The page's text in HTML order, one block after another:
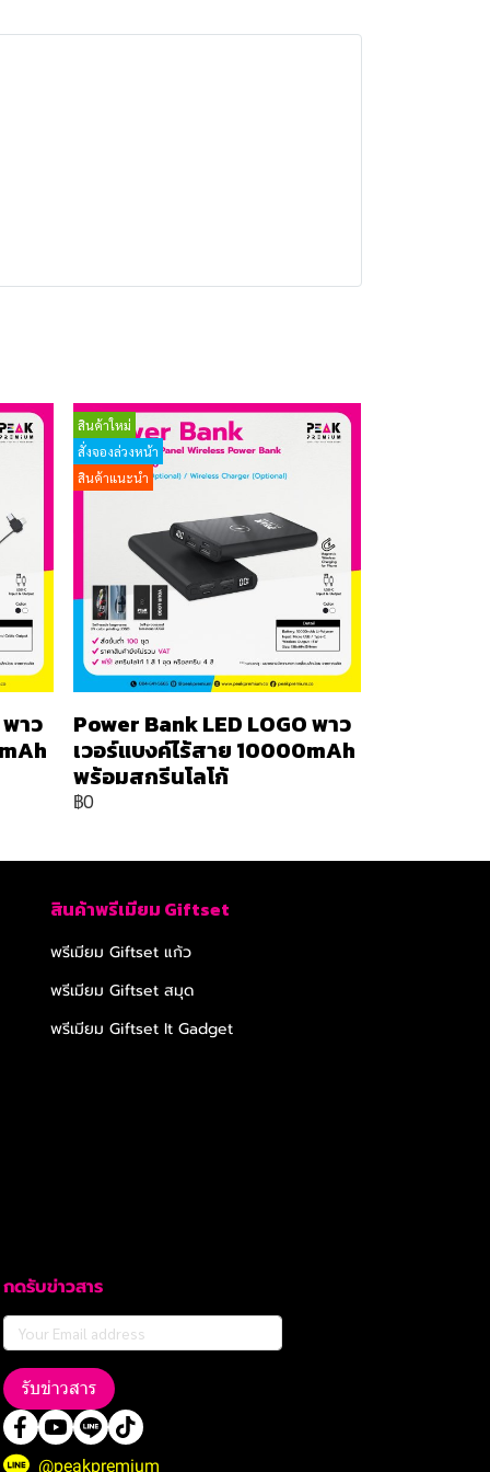
พาว
สินค้าใหม่
สั่งจองล่วงหน้า
สินค้าแนะนำ
Power Bank LED LOGO พาว
เวอร์แบงค์ไร้สาย 10000mAh
พร้อมสกรีนโลโก้
฿0
สินค้าพรีเมียม Giftset
พรีเมียม Giftset แก้ว
พรีเมียม Giftset สมุด
พรีเมียม Giftset It Gadget
กดรับข่าวสาร
รับข่าวสาร
@peakpremium